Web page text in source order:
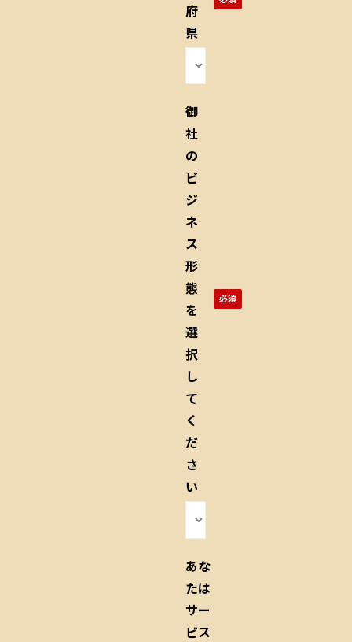
府
県
御
社
の
ビ
ジ
ネ
ス
形
態
を
選
択
し
て
く
だ
さ
い
あな
たは
サー
ビス